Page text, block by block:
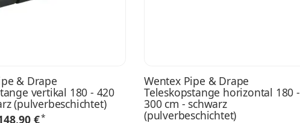
& Drape
vertikal 180 - 420
(pulverbeschichtet)
€*
Wentex Pipe & Drape
Teleskopstange horizontal 180 -
300 cm - schwarz
(pulverbeschichtet)